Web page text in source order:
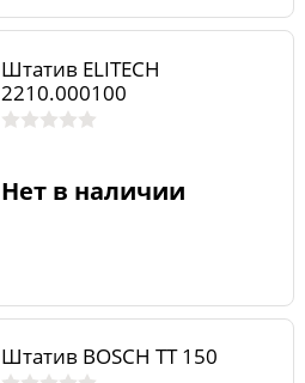
Штатив ELITECH
2210.000100
Нет в наличии
Штатив BOSCH TT 150